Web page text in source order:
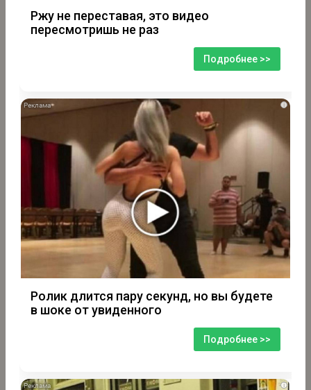
Ржу не переставая, это видео
пересмотришь не раз
Подробнее >>
i
Ролик длится пару секунд, но вы будете
в шоке от увиденного
Подробнее >>
i